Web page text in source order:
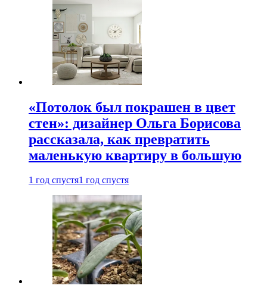
«Потолок был покрашен в цвет
стен»: дизайнер Ольга Борисова
рассказала, как превратить
маленькую квартиру в большую
1 год спустя1 год спустя